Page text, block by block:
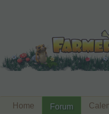
Home Forum